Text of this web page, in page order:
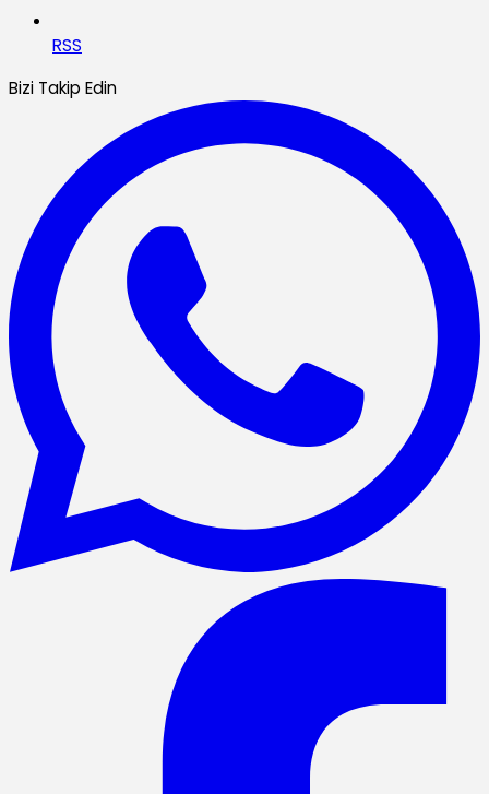
RSS
Bizi Takip Edin